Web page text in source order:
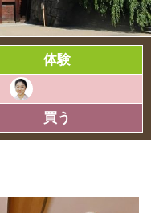
体験
買う